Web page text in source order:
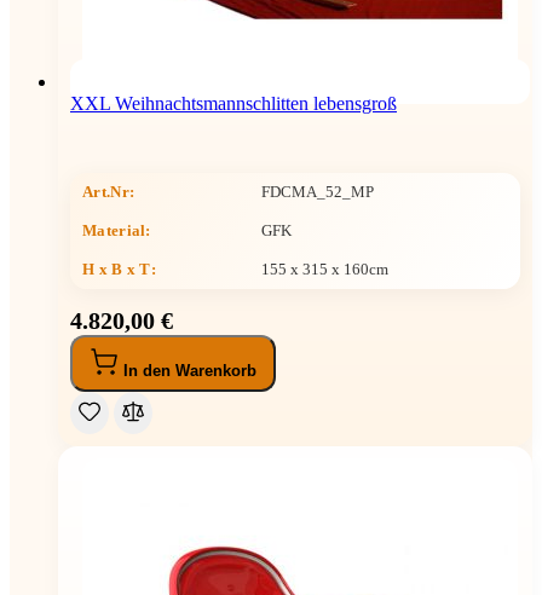
XXL Weihnachtsmannschlitten lebensgroß
Art.Nr: FDCMA_52_MP
Material: GFK
H x B x T: 155 x 315 x 160cm
4.820,00 €
In den Warenkorb